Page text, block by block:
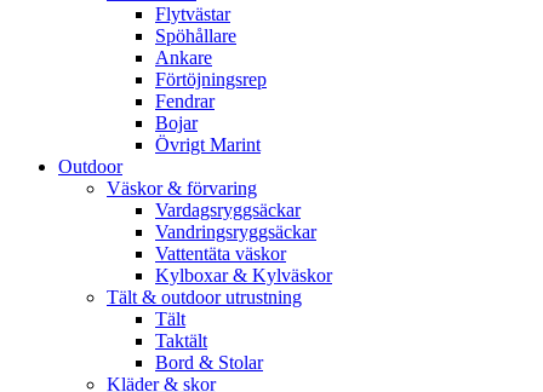
Flytvästar
Spöhållare
Ankare
Förtöjningsrep
Fendrar
Bojar
Övrigt Marint
Outdoor
Väskor & förvaring
Vardagsryggsäckar
Vandringsryggsäckar
Vattentäta väskor
Kylboxar & Kylväskor
Tält & outdoor utrustning
Tält
Taktält
Bord & Stolar
Kläder & skor